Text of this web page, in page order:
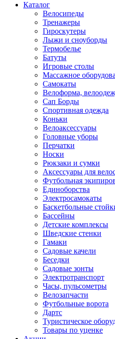
Каталог
Велосипеды
Тренажеры
Гироскутеры
Лыжи и сноуборды
Термобелье
Батуты
Игровые столы
Массажное
Самокаты
Велоформа,
Сап Борды
Спортивная одежда
Коньки
Велоаксессуары
Головные уборы
Перчатки
Носки
Рюкзаки и сумки
Аксессуары для
Футбольная
Единоборства
Электросамокаты
Баскетбольные
Бассейны
Детские комплексы
Шведские стенки
Гамаки
Садовые качели
Беседки
Садовые зонты
Электротранспорт
Часы, пульсометры
Велозапчасти
Футбольные ворота
Дартс
Туристическое
Товары по уценке